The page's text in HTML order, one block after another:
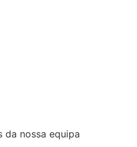
da nossa equipa